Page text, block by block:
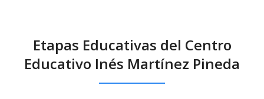
Etapas Educativas del Centro
Educativo Inés Martínez Pineda